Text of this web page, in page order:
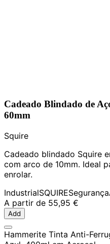
Cadeado Blindado de
60mm
Squire
Cadeado blindado Squire
com arco de 10mm. Ideal
enrolar.
IndustrialSQUIRESegurança
A partir de 55,95 €
Add
Hammerite Tinta Anti-